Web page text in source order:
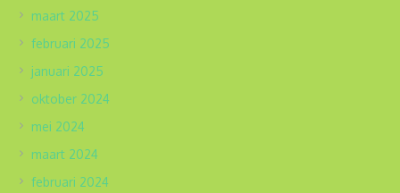
maart 2025
februari 2025
januari 2025
oktober 2024
mei 2024
maart 2024
februari 2024